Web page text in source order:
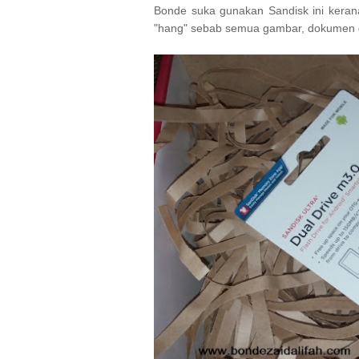
Bonde suka gunakan Sandisk ini
"hang" sebab semua gambar,